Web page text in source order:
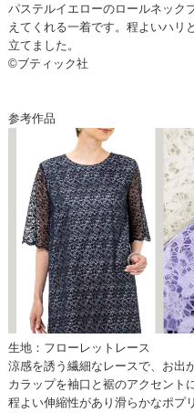
パステルイエローのロールネック
えてくれる一着です。程よいハリ
立てました。
©ブティック社
参考作品
生地：フローレットレース
涼感を誘う繊細なレースで、お出
カラップを袖口と裾のアクセント
程よい伸縮性があり滑らかなポプ